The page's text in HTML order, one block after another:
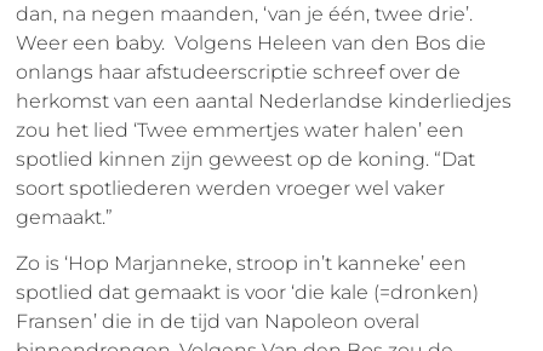
dan, na negen maanden, ‘van je één, twee drie’.
Weer een baby. Volgens Heleen van den Bos die
onlangs haar afstudeerscriptie schreef over de
herkomst van een aantal Nederlandse kinderliedjes
zou het lied ‘Twee emmertjes water halen’ een
spotlied kinnen zijn geweest op de koning. “Dat
soort spotliederen werden vroeger wel vaker
gemaakt.”
Zo is ‘Hop Marjanneke, stroop in’t kanneke’ een
spotlied dat gemaakt is voor ‘die kale (=dronken)
Fransen’ die in de tijd van Napoleon overal